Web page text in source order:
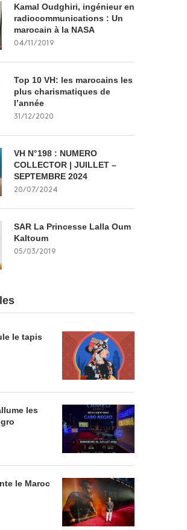
Kamal Oudghiri, ingénieur en
radiocommunications : Un
marocain à la NASA
04/11/2019
Top 10 VH: les marocains les
plus charismatiques de
l’année
31/12/2020
VH N°198 : NUMERO
COLLECTOR | JUILLET –
SEPTEMBRE 2024
20/07/2024
SAR La Princesse Lalla Oum
Kaltoum
05/03/2019
le tapis
les
le Maroc